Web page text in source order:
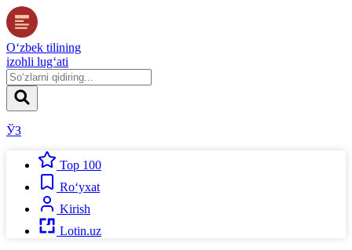
O‘zbek tilining
izohli lug‘ati
ЎЗ
Top 100
Ro‘yxat
Kirish
Lotin.uz